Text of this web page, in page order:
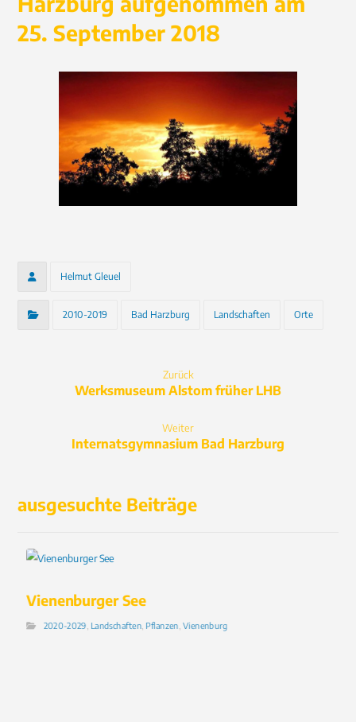
25. September 2018
Helmut Gleuel
2010-2019 Bad Harzburg Landschaften Orte
Zurück
Werksmuseum Alstom früher LHB
Weiter
Internatsgymnasium Bad Harzburg
ausgesuchte Beiträge
Vienenburger See
2020-2029 Landschaften Pflanzen ,Vienenburg